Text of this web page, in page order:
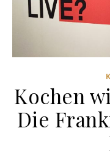
Kochen
Die